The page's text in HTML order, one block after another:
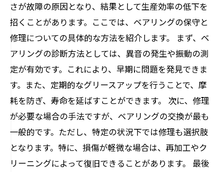
さが故障の原因となり、結果として生産効率の低下を
招くことがあります。ここでは、ベアリングの保守と
修理についての具体的な方法を紹介します。 まず、ベ
アリングの診断方法としては、異音の発生や振動の測
定が有効です。これにより、早期に問題を発見できま
す。また、定期的なグリースアップを行うことで、摩
耗を防ぎ、寿命を延ばすことができます。 次に、修理
が必要な場合の手法ですが、ベアリングの交換が最も
一般的です。ただし、特定の状況下では修理も選択肢
となります。特に、損傷が軽微な場合は、再加工やク
リーニングによって復旧できることがあります。 最後